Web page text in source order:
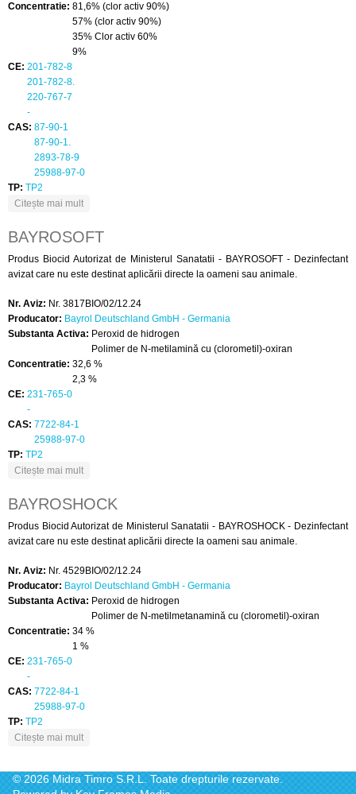
Concentratie: 81,6% (clor activ 90%)
57% (clor activ 90%)
35% Clor activ 60%
9%
CE: 201-782-8
201-782-8.
220-767-7
-
CAS: 87-90-1
87-90-1.
2893-78-9
25988-97-0
TP: TP2
Citește mai mult
BAYROSOFT
Produs Biocid Autorizat de Ministerul Sanatatii - BAYROSOFT - Dezinfectant
avizat care nu este destinat aplicării directe la oameni sau animale.
Nr. Aviz: Nr. 3817BIO/02/12.24
Producator: Bayrol Deutschland GmbH - Germania
Substanta Activa: Peroxid de hidrogen
Polimer de N-metilamină cu (clorometil)-oxiran
Concentratie: 32,6 %
2,3 %
CE: 231-765-0
-
CAS: 7722-84-1
25988-97-0
TP: TP2
Citește mai mult
BAYROSHOCK
Produs Biocid Autorizat de Ministerul Sanatatii - BAYROSHOCK - Dezinfectant
avizat care nu este destinat aplicării directe la oameni sau animale.
Nr. Aviz: Nr. 4529BIO/02/12.24
Producator: Bayrol Deutschland GmbH - Germania
Substanta Activa: Peroxid de hidrogen
Polimer de N-metilmetanamină cu (clorometil)-oxiran
Concentratie: 34 %
1 %
CE: 231-765-0
-
CAS: 7722-84-1
25988-97-0
TP: TP2
Citește mai mult
© 2026 Midra Timro S.R.L. Toate drepturile rezervate.